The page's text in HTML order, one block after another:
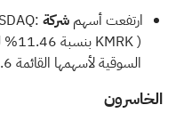
ارتفعت أسهم شركة K-Tech Solutions Co
KMRK
السوقية لأسهمها القائمة 47.6 مليون دولار.
الخاسرون